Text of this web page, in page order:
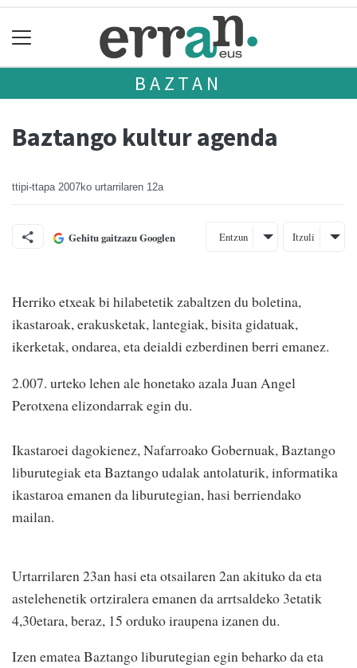
BAZTAN
Baztango kultur agenda
ttipi-ttapa 2007ko urtarrilaren 12a
Gehitu gaitzazu Googlen Entzun Itzuli
Herriko etxeak bi hilabetetik zabaltzen du boletina,
ikastaroak, erakusketak, lantegiak, bisita gidatuak,
ikerketak, ondarea, eta deialdi ezberdinen berri emanez.
2.007. urteko lehen ale honetako azala Juan Angel
Perotxena elizondarrak egin du.
Ikastaroei dagokienez, Nafarroako Gobernuak, Baztango
liburutegiak eta Baztango udalak antolaturik, informatika
ikastaroa emanen da liburutegian, hasi berriendako
mailan.
Urtarrilaren 23an hasi eta otsailaren 2an akituko da eta
astelehenetik ortziralera emanen da arrtsaldeko 3etatik
4,30etara, beraz, 15 orduko iraupena izanen du.
Izen ematea Baztango liburutegian egin beharko da eta